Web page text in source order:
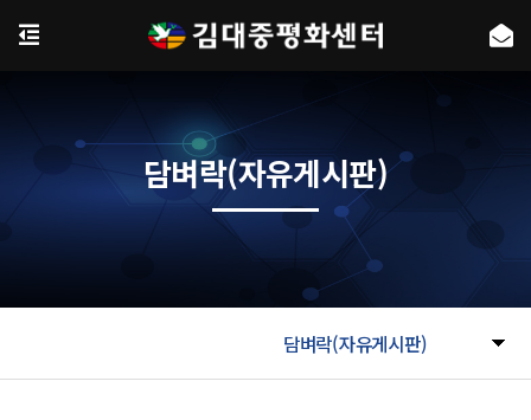
담벼락(자유게시판)
담벼락(자유게시판)